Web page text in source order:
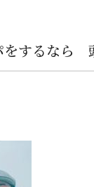
をするなら